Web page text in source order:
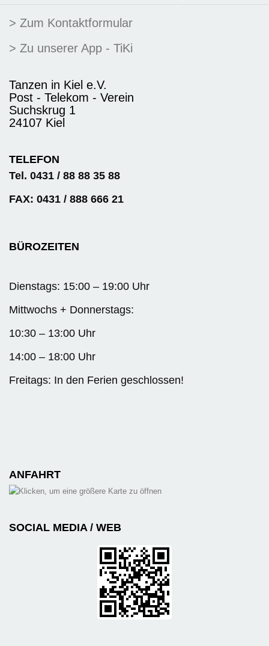
> Zum Kontaktformular
> Zu unserer App - TiKi
Tanzen in Kiel e.V.
Post - Telekom - Verein
Suchskrug 1
24107 Kiel
TELEFON
Tel. 0431 / 88 88 35 88
FAX: 0431 / 888 666 21
BÜROZEITEN
Dienstags: 15:00 – 19:00 Uhr
Mittwochs + Donnerstags:
10:30 – 13:00 Uhr
14:00 – 18:00 Uhr
Freitags: In den Ferien geschlossen!
ANFAHRT
SOCIAL MEDIA / WEB